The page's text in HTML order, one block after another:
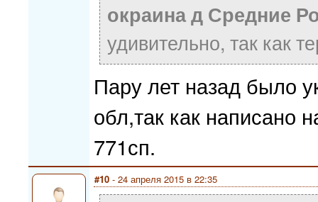
окраина д Средние
удивительно, так как
Пару лет назад было
обл,так как написано
771сп.
#10 - 24 апреля 2015 в 22:35